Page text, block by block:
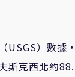
USGS）數據
斯克西北約